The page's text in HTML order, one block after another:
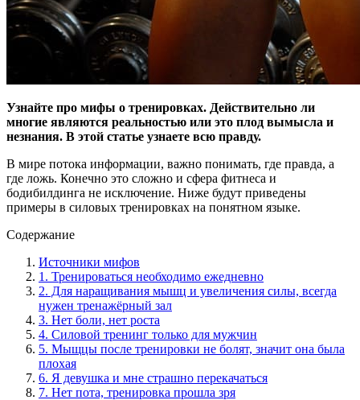
Узнайте про мифы о тренировках. Действительно ли
многие являются реальностью или это плод вымысла и
незнания. В этой статье узнаете всю правду.
В мире потока информации, важно понимать, где правда, а
где ложь. Конечно это сложно и сфера фитнеса и
бодибилдинга не исключение. Ниже будут приведены
примеры в силовых тренировках на понятном языке.
Содержание
Источники мифов
1. Тренироваться необходимо ежедневно
2. Для наращивания мышц и увеличения силы, всегда
нужен тренажёрный зал
3. Нет боли, нет роста
4. Силовой тренинг только для мужчин
5. Мыщцы после тренировки не болят, значит она была
плохая
6. Я девушка и мне страшно перекачаться
7. Нет пота, тренировка прошла зря